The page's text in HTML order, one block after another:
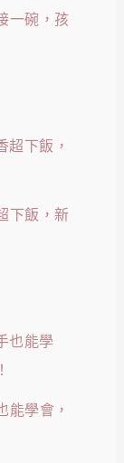
一碗，孩
下飯，新
能學會，